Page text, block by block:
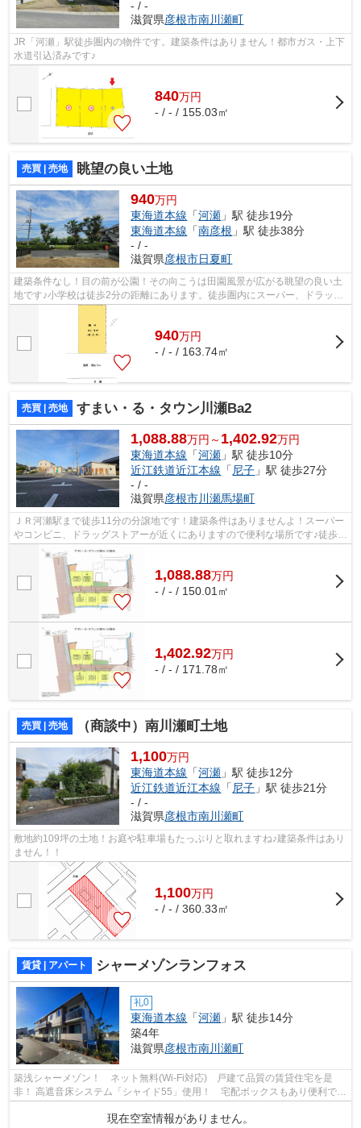
- / -
滋賀県彦根市南川瀬町
JR「河瀬」駅徒歩圏内の物件です。建築条件はありません！都市ガス・上下
水道引込済みです♪
840万円
- / - / 155.03㎡
売買 | 売地 眺望の良い土地
940万円
東海道本線 「河瀬 」駅 徒歩19分
東海道本線 「南彦根 」駅 徒歩38分
- / -
滋賀県彦根市日夏町
建築条件なし！目の前が公園！その向こうは田園風景が広がる眺望の良い土
地です♪小学校は徒歩2分の距離にあります。徒歩圏内にスーパー、ドラッグ
ストア、コンビニ、ホームセンターも...
940万円
- / - / 163.74㎡
売買 | 売地 すまい・る・タウン川瀬Ba2
1,088.88万円～ 1,402.92万円
東海道本線 「河瀬 」駅 徒歩10分
近江鉄道近江本線 「尼子 」駅 徒歩27分
- / -
滋賀県彦根市川瀬馬場町
ＪＲ河瀬駅まで徒歩11分の分譲地です！建築条件はありませんよ！スーパー
やコンビニ、ドラッグストアーが近くにありますので便利な場所です♪徒歩3
分（約190ｍ）の場所に2022年に出来た...
1,088.88万円
- / - / 150.01㎡
1,402.92万円
- / - / 171.78㎡
売買 | 売地 （商談中）南川瀬町土地
1,100万円
東海道本線 「河瀬 」駅 徒歩12分
近江鉄道近江本線 「尼子 」駅 徒歩21分
- / -
滋賀県彦根市南川瀬町
敷地約109坪の土地！お庭や駐車場もたっぷりと取れますね♪建築条件はあり
ません！！
1,100万円
- / - / 360.33㎡
賃貸 | アパート シャーメゾンランフォス
礼0
東海道本線 「河瀬 」駅 徒歩14分
築4年
滋賀県彦根市南川瀬町
築浅シャーメゾン！ ネット無料(Wi-Fi対応) 戸建て品質の賃貸住宅を是
非！ 高遮音床システム「シャイド55」使用！ 宅配ボックスもあり便利で
現在空室情報がありません。